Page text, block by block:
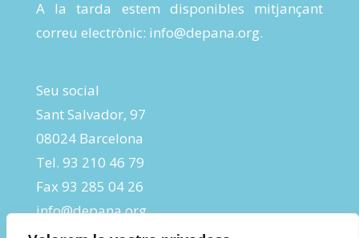
A la tarda estem disponibles mitjançant
correu electrònic: info@depana.org.
Seu social
Sant Salvador, 97
08024 Barcelona
Tel. 93 210 46 79
Fax 93 285 04 26
info@depana.org